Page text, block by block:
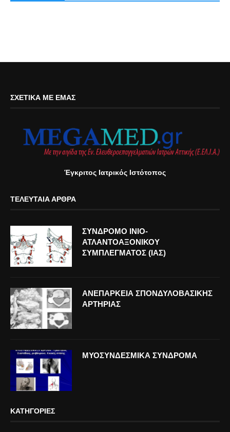
ΣΧΕΤΙΚΆ ΜΕ ΕΜΆΣ
Έγκριτος Ιατρικός Ιστότοπος
ΤΕΛΕΥΤΑΊΑ ΆΡΘΡΑ
ΣΥΝΔΡΟΜΟ ΙΝΙΟ-
ΑΤΛΑΝΤΟΑΞΟΝΙΚΟΥ
ΣΥΜΠΛΕΓΜΑΤΟΣ (ΙΑΣ)
ΑΝΕΠΑΡΚΕΙΑ ΣΠΟΝΔΥΛΟΒΑΣΙΚΗΣ
ΑΡΤΗΡΙΑΣ
ΜΥΟΣΥΝΔΕΣΜΙΚΑ ΣΥΝΔΡΟΜΑ
ΚΑΤΗΓΟΡΊΕΣ